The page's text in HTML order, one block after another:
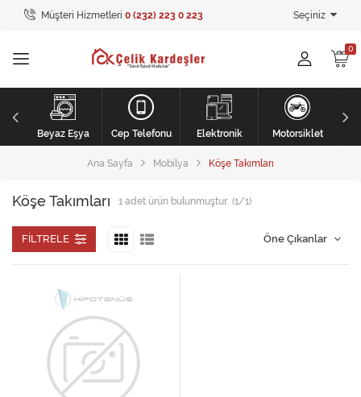
Müşteri Hizmetleri 0 (232) 223 0 223 Seçiniz
Tüm Kategoriler
Ev Tekstili
GİYİM
Kişisel Bakım
Mobilya
Mobilya
Elektronik
Beyaz Eşya
Beyaz Eşya
Cep Telefonu Elektronik Motorsiklet
Ana Sayfa Mobilya Köşe Takımları
Köşe Takımları 1 adet ürün bulunmuştur. (1/1)
FILTRELE